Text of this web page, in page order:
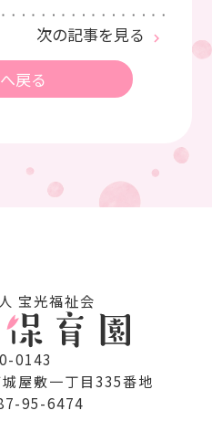
次の記事を見る keyboard_arrow_right
戻る
宝光福祉会
0143
屋敷⼀丁⽬335番地
95-6474